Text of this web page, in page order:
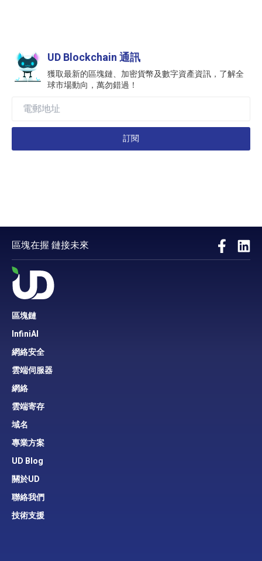
UD Blockchain 通訊
獲取最新的區塊鏈、加密貨幣及數字資產資訊，了解全
球市場動向，萬勿錯過！
訂閱
區塊在握 鏈接未來
區塊鏈
InfiniAI
網絡安全
雲端伺服器
網絡
雲端寄存
域名
專業方案
UD Blog
關於UD
聯絡我們
技術支援